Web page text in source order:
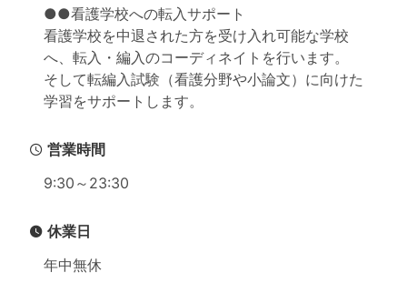
●●看護学校への転入サポート
看護学校を中退された方を受け入れ可能な学校
へ、転入・編入のコーディネイトを行います。
そして転編入試験（看護分野や小論文）に向けた
学習をサポートします。
営業時間
9:30～23:30
休業日
年中無休